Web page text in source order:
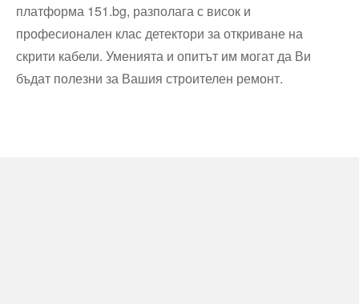
платформа 151.bg, разполага с висок и
професионален клас детектори за откриване на
скрити кабели. Уменията и опитът им могат да Ви
бъдат полезни за Вашия строителен ремонт.